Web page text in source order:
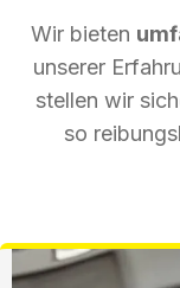
Wir bieten
unserer
stellen wir
so